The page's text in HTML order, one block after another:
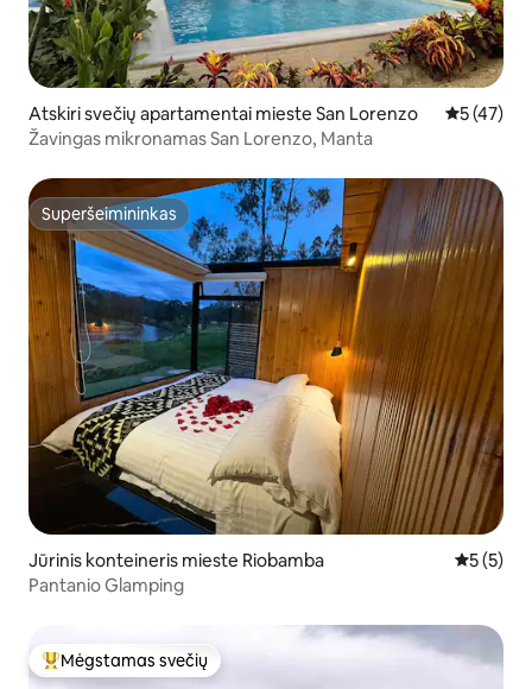
Atskiri svečių apartamentai mieste San Lorenzo Vidutinis
5 (47)
Žavingas mikronamas San Lorenzo, Manta
Superšeimininkas
Superšeimininkas
Jūrinis konteineris mieste Riobamba Vidutinis
5 (5)
Pantanio Glamping
Svečių mėgstamiausias
Mėgstamas svečių